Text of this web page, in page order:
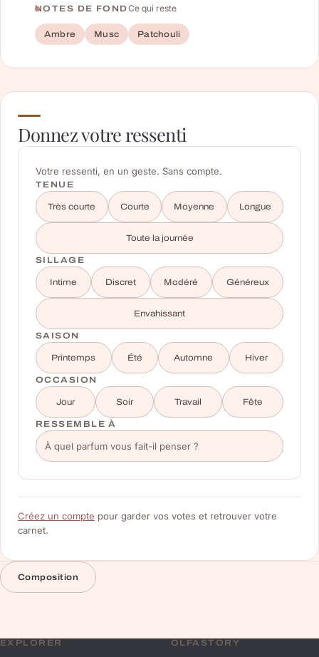
NOTES DE FONDCe qui reste
Ambre Musc Patchouli
Donnez votre ressenti
Votre ressenti, en un geste. Sans compte.
TENUE
Très courte Courte Moyenne Longue
Toute la journée
SILLAGE
Intime Discret Modéré Généreux
Envahissant
SAISON
Printemps Été Automne Hiver
OCCASION
Jour Soir Travail Fête
RESSEMBLE À
Créez un compte pour garder vos votes et retrouver votre
carnet.
Composition
EXPLORER OLFASTORY